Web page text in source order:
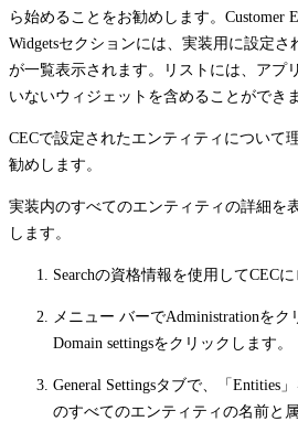
ら始めることをお勧めします。Customer
Widgetsセクションには、実装用に設定さ
が一覧表示されます。リストには、アプ
いないウィジェットを含めることができま
CECで設定されたエンティティについて
勧めします。
実装内のすべてのエンティティの詳細を
します。
Searchの資格情報を使用してCECに
メニュー バーでAdministrationをク
Domain settingsをクリックします。
General Settingsタブで、「Entities
のすべてのエンティティの名前と